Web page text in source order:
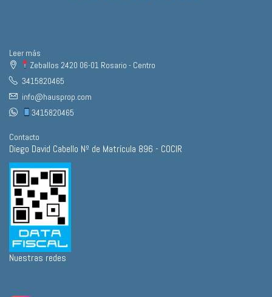
Leer más
Zeballos 2420 06-01 Rosario - Centro
3415820465
info@hausprop.com
3415820465
Contacto
Diego David Cabello Nº de Matrícula 896 - COCIR
Nuestras redes